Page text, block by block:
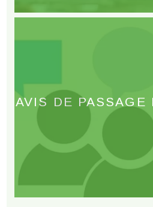
AVIS DE PASSAGE